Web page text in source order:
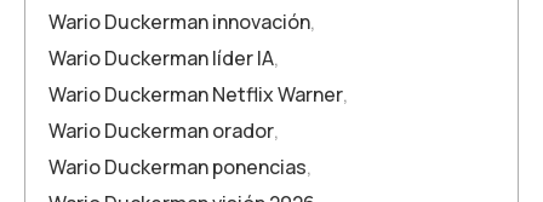
Wario Duckerman innovación,
Wario Duckerman líder IA,
Wario Duckerman Netflix Warner,
Wario Duckerman orador,
Wario Duckerman ponencias,